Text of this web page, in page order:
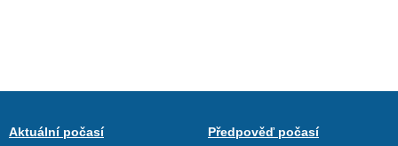
Aktuální počasí
Předpověď počasí